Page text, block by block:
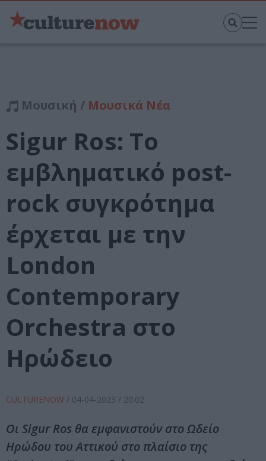
Μουσική / Μουσικά Νέα
Sigur Ros: Το
εμβληματικό post-
rock συγκρότημα
έρχεται με την
London
Contemporary
Orchestra στο
Ηρώδειο
CULTURENOW / 04-04-2023 / 20:02
Οι Sigur Ros θα εμφανιστούν στο Ωδείο
Ηρώδου του Αττικού στο πλαίσιο της